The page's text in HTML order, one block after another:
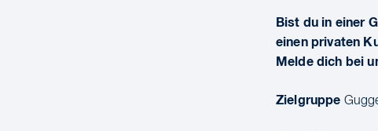
Bist du in einer
einen privaten
Melde dich bei
Zielgruppe